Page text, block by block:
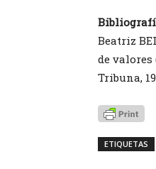
Beatriz
de valores
Tribuna,
ETIQUETAS